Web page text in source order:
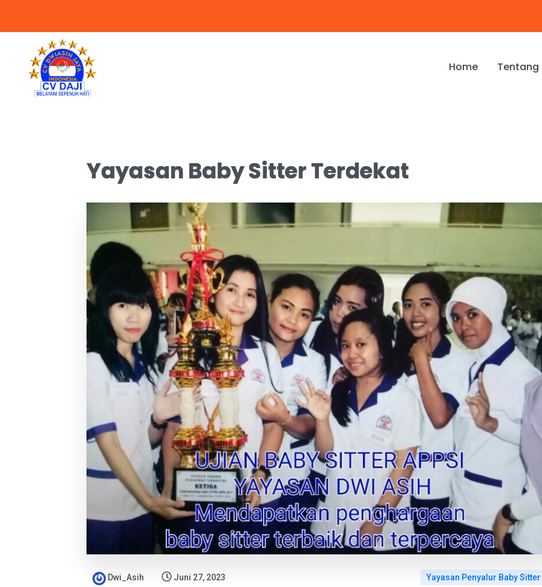
Home Tentang
Yayasan Baby Sitter Terdekat
Dwi_Asih Juni 27, 2023 Yayasan Penyalur Baby Sitter